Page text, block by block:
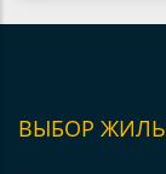
ВЫБОР